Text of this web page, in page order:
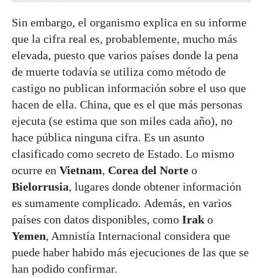
Sin embargo, el organismo explica en su informe
que la cifra real es, probablemente, mucho más
elevada, puesto que varios países donde la pena
de muerte todavía se utiliza como método de
castigo no publican información sobre el uso que
hacen de ella. China, que es el que más personas
ejecuta (se estima que son miles cada año), no
hace pública ninguna cifra. Es un asunto
clasificado como secreto de Estado. Lo mismo
ocurre en Vietnam, Corea del Norte o
Bielorrusia, lugares donde obtener información
es sumamente complicado. Además, en varios
países con datos disponibles, como Irak o
Yemen, Amnistía Internacional considera que
puede haber habido más ejecuciones de las que se
han podido confirmar.